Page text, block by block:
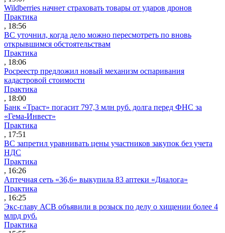
Wildberries начнет страховать товары от ударов дронов
Практика
, 18:56
ВС уточнил, когда дело можно пересмотреть по вновь
открывшимся обстоятельствам
Практика
, 18:06
Росреестр предложил новый механизм оспаривания
кадастровой стоимости
Практика
, 18:00
Банк «Траст» погасит 797,3 млн руб. долга перед ФНС за
«Гема-Инвест»
Практика
, 17:51
ВС запретил уравнивать цены участников закупок без учета
НДС
Практика
, 16:26
Аптечная сеть «36,6» выкупила 83 аптеки «Диалога»
Практика
, 16:25
Экс-главу АСВ объявили в розыск по делу о хищении более 4
млрд руб.
Практика